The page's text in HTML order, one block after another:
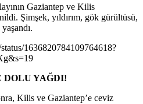
Gaziantep ve Kilis
Şimşek, yıldırım, gök gürültüsü,
1636820784109764618?
DOLU YAĞDI!
Kilis ve Gaziantep’e ceviz